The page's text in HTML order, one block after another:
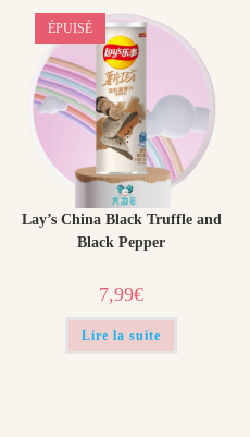
ÉPUISÉ
Lay’s China Black Truffle and
Black Pepper
7,99€
Lire la suite